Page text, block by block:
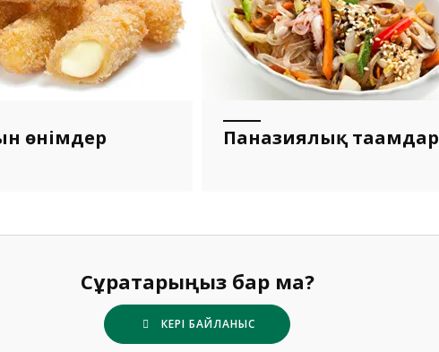
өнімдер Паназиялық тағамдар
Сұрақтарыңыз бар ма?
КЕРІ БАЙЛАНЫС